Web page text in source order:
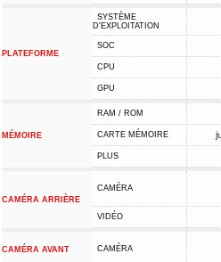
PLATEFORME
SYSTÈME
D'EXPLOITATION
SOC
CPU
GPU
MÉMOIRE
RAM / ROM
CARTE MÉMOIRE
PLUS
CAMÉRA ARRIÈRE
CAMÉRA
VIDÉO
CAMÉRA AVANT CAMÉRA